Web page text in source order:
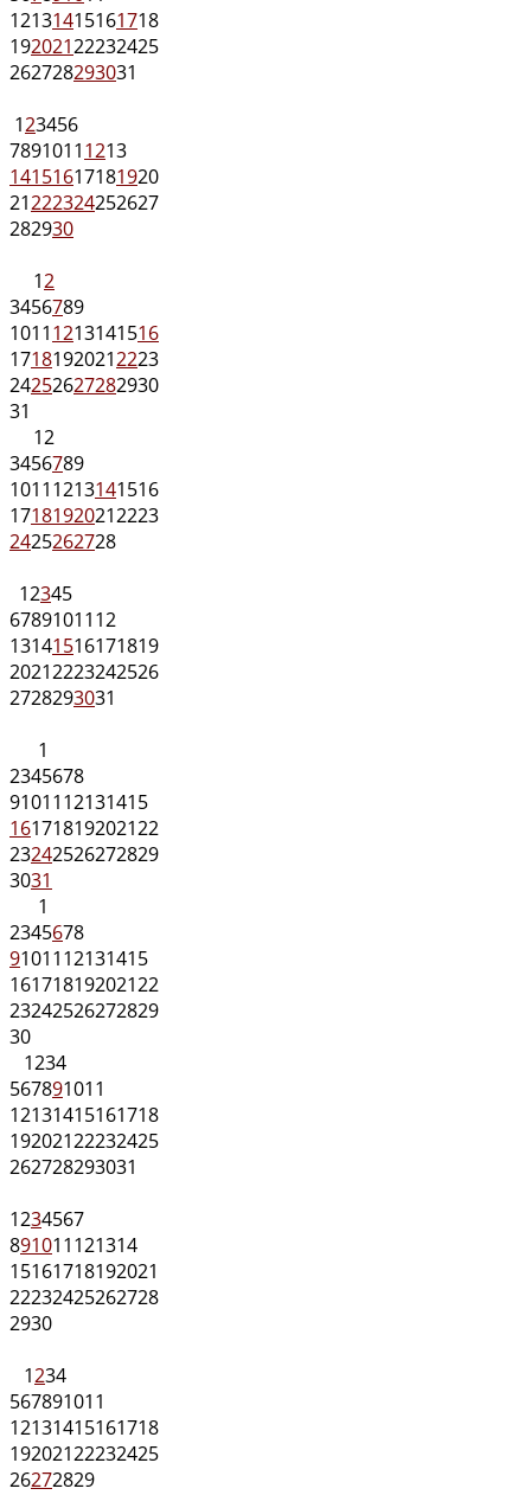
12131415161718
19202122232425
262728293031
123456
78910111213
14151617181920
21222324252627
282930
12
3456789
10111213141516
17181920212223
24252627282930
31
12
3456789
10111213141516
17181920212223
2425262728
12345
6789101112
13141516171819
20212223242526
2728293031
1
2345678
9101112131415
16171819202122
23242526272829
3031
1
2345678
9101112131415
16171819202122
23242526272829
30
1234
567891011
12131415161718
19202122232425
262728293031
1234567
891011121314
15161718192021
22232425262728
2930
1234
567891011
12131415161718
19202122232425
26272829